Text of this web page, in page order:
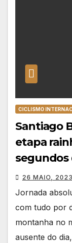
CICLISMO
Santiago
etapa
segundos
26 MAIO, 2023
Jornada
com tudo por
montanha no
ausente do